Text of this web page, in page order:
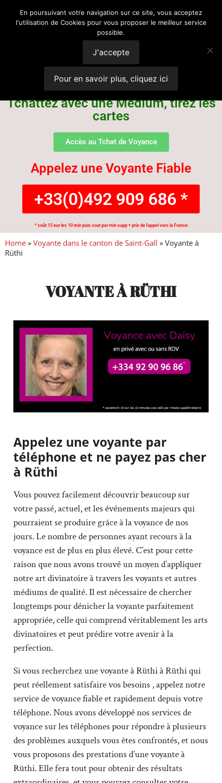
Voyance
Suisse
Tchattez avec une Médium, tirez les
cartes
Accès au Tchat de Voyance
Appelez une Voyante Fiable
+33(0)492 909 686 *
* coût 15 eur les 10 min puis cout par min supp + prix de l'appel vers la France
Home » Voyante dans le canton de Saint-Gall » Voyante à
Rüthi
VOYANTE À RÜTHI
Appelez une voyante par
téléphone et ne payez pas cher
à Rüthi
Vous pouvez facilement découvrir beaucoup sur
votre passé, actuel, et les événements majeurs qui
pourraient se produire grâce à la voyance de nos
jours. Le nombre de personnes ayant recours à la
voyance est de plus en plus élevé. C’est pour cette
raison que nous avons trouvé un moyen d’appliquer
notre art divinatoire à travers les voyants et autres
médiums de qualité. Il est nécessaire de chercher
longtemps pour dénicher la voyante parfaitement
appropriée, celle qui comprend véritablement les arts
divinatoires et peut prédire votre avenir à la
perfection.
Si vous recherchez une voyante à Rüthi à Rüthi qui
peut réellement satisfaire vos besoins , appelez notre
service de voyance fiable et rapidement depuis votre
téléphone. Nous avons développé nos services de
voyance sur les téléphones pour répondre à plusieurs
des problèmes auxquels vous êtes confrontés, et nous
vous proposons des prestations d’une voyante à
Rüthi. Elle fera tout pour obtenir des résultats
En poursuivant votre navigation sur ce site, vous acceptez
l'utilisation de Cookies pour vous proposer le meilleur service
possible.
J'accepte
Pour en savoir plus, cliquez ici